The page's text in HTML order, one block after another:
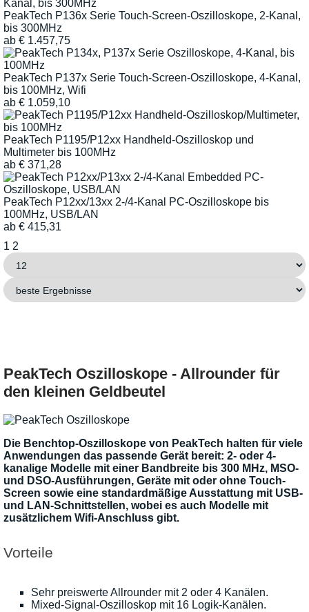
PeakTech P136x Serie Touch-Screen-Oszilloskope, 2-Kanal,
bis 300MHz
ab € 1.457,75
PeakTech P137x Serie Touch-Screen-Oszilloskope, 4-Kanal,
bis 100MHz, Wifi
ab € 1.059,10
PeakTech P1195/P12xx Handheld-Oszilloskop und
Multimeter bis 100MHz
ab € 371,28
PeakTech P12xx/13xx 2-/4-Kanal PC-Oszilloskope bis
100MHz, USB/LAN
ab € 415,31
1 2
PeakTech Oszilloskope - Allrounder für
den kleinen Geldbeutel
Die Benchtop-Oszilloskope von PeakTech halten für viele
Anwendungen das passende Gerät bereit: 2- oder 4-
kanalige Modelle mit einer Bandbreite bis 300 MHz, MSO-
und DSO-Ausführungen, Geräte mit oder ohne Touch-
Screen sowie eine standardmäßige Ausstattung mit USB-
und LAN-Schnittstellen, wobei es auch Modelle mit
zusätzlichem Wifi-Anschluss gibt.
Vorteile
Sehr preiswerte Allrounder mit 2 oder 4 Kanälen.
Mixed-Signal-Oszilloskop mit 16 Logik-Kanälen.